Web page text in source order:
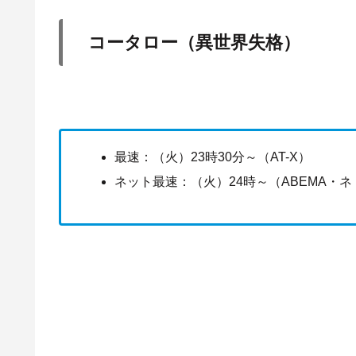
コータロー（異世界失格）
最速：（火）23時30分～（AT-X）
ネット最速：（火）24時～（ABEMA・ネ